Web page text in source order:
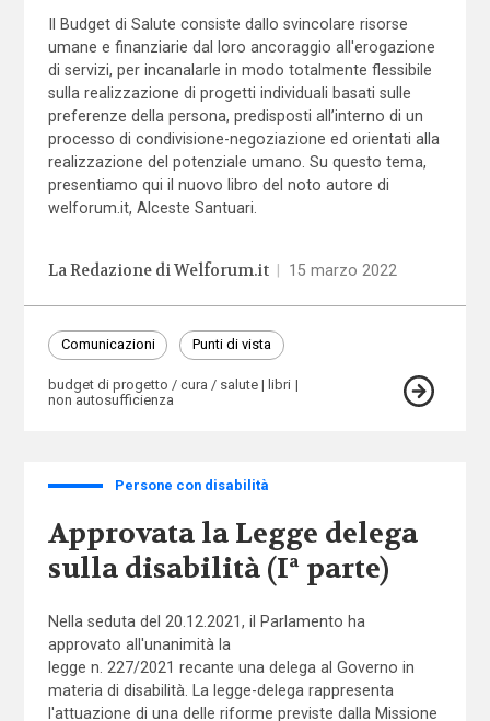
Il Budget di Salute consiste dallo svincolare risorse
umane e finanziarie dal loro ancoraggio all'erogazione
di servizi, per incanalarle in modo totalmente flessibile
sulla realizzazione di progetti individuali basati sulle
preferenze della persona, predisposti all’interno di un
processo di condivisione-negoziazione ed orientati alla
realizzazione del potenziale umano. Su questo tema,
presentiamo qui il nuovo libro del noto autore di
welforum.it, Alceste Santuari.
La Redazione di Welforum.it | 15 marzo 2022
Comunicazioni Punti di vista
budget di progetto / cura / salute
libri
non autosufficienza
Persone con disabilità
Approvata la Legge delega
sulla disabilità (Iª parte)
Nella seduta del 20.12.2021, il Parlamento ha
approvato all'unanimità la
legge n. 227/2021 recante una delega al Governo in
materia di disabilità. La legge-delega rappresenta
l'attuazione di una delle riforme previste dalla Missione